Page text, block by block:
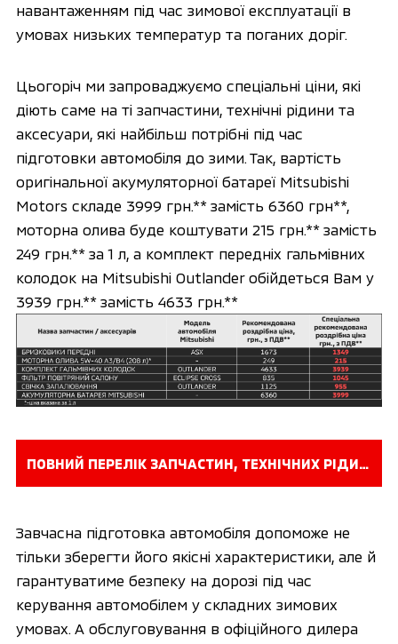
навантаженням під час зимової експлуатації в
умовах низьких температур та поганих доріг.
Цьогоріч ми запроваджуємо спеціальні ціни, які
діють саме на ті запчастини, технічні рідини та
аксесуари, які найбільш потрібні під час
підготовки автомобіля до зими. Так, вартість
оригінальної акумуляторної батареї Mitsubishi
Motors складе 3999 грн.** замість 6360 грн**,
моторна олива буде коштувати 215 грн.** замість
249 грн.** за 1 л, а комплект передніх гальмівних
колодок на Mitsubishi Outlander обійдеться Вам у
3939 грн.** замість 4633 грн.**
ПОВНИЙ ПЕРЕЛІК ЗАПЧАСТИН, ТЕХНІЧНИХ РІДИН ТА АКСЕСУАРІВ З ВИГОДОЮ
Завчасна підготовка автомобіля допоможе не
тільки зберегти його якісні характеристики, але й
гарантуватиме безпеку на дорозі під час
керування автомобілем у складних зимових
умовах. А обслуговування в офіційного дилера